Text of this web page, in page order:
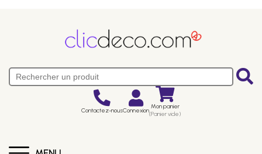
Contactez-nousConnexion Mon panier
(Panier vide)